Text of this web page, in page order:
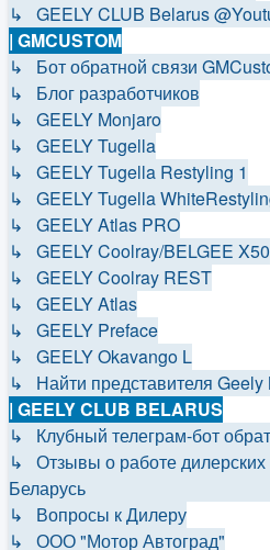
↳ GEELY CLUB Belarus
| GMCUSTOM
↳ Бот обратной связи
↳ Блог разработчиков
↳ GEELY Monjaro
↳ GEELY Tugella
↳ GEELY Tugella Restyling 1
↳ GEELY Tugella
↳ GEELY Atlas PRO
↳ GEELY Coolray/BELGEE X50
↳ GEELY Coolray REST
↳ GEELY Atlas
↳ GEELY Preface
↳ GEELY Okavango L
↳ Найти представителя Geely
| GEELY CLUB BELARUS
↳ Клубный телеграм-бот
↳ Отзывы о работе дилерских
Беларусь
↳ Вопросы к Дилеру
↳ ООО "Мотор Автоград"